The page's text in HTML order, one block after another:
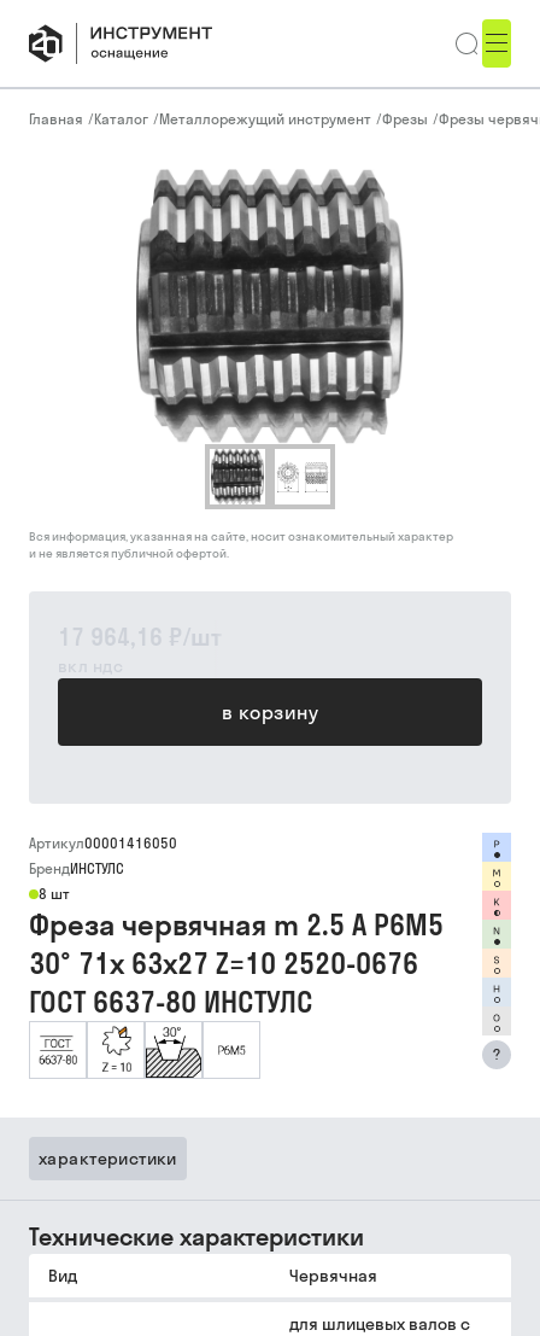
Главная /Каталог /Металлорежущий инструмент /Фрезы /Фрезы
17 964,16 ₽/шт
вкл ндс
в корзину
Вся информация, указанная на сайте, носит ознакомительный характер
и не является публичной офертой.
Артикул00001416050
БрендИНСТУЛС
8 шт
Фреза червячная m 2.5 А Р6М5
30° 71х 63х27 Z=10 2520-0676
ГОСТ 6637-80 ИНСТУЛС
?
характеристики
Технические характеристики
Вид Червячная
для шлицевых валов с